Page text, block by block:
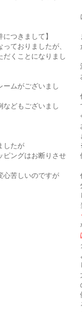
つきまして】
ておりましたが、
だくことになりまし
ームがございまし
などもございまし
したが
ピングはお断りさせ
心苦しいのですが